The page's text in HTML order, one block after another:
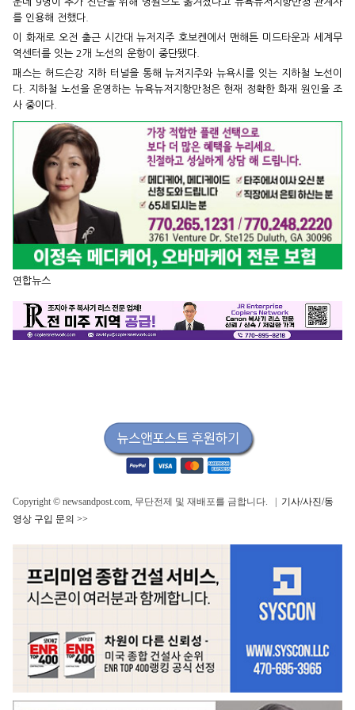
운데 9명이 추가 진단을 위해 병원으로 옮겨졌다고 뉴욕뉴저지항만청 관계자
를 인용해 전했다.
이 화재로 오전 출근 시간대 뉴저지주 호보켄에서 맨해튼 미드타운과 세계무
역센터를 잇는 2개 노선의 운항이 중단됐다.
패스는 허드슨강 지하 터널을 통해 뉴저지주와 뉴욕시를 잇는 지하철 노선이
다. 지하철 노선을 운영하는 뉴욕뉴저지항만청은 현재 정확한 화재 원인을 조
사 중이다.
연합뉴스
Copyright © newsandpost.com, 무단전제 및 재배포를 금합니다. | 기사/사진/동
영상 구입 문의 >>